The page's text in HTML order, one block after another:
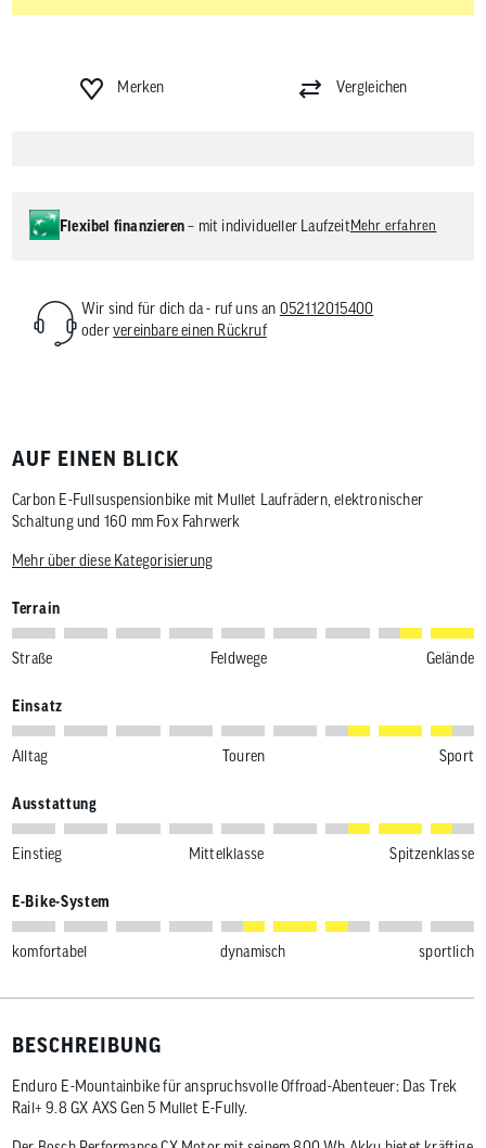
Merken Vergleichen
Flexibel finanzieren– mit individueller Laufzeit Mehr erfahren
Wir sind für dich da - ruf uns an 052112015400
odervereinbare einen Rückruf
AUF EINEN BLICK
Carbon E-Fullsuspensionbike mit Mullet Laufrädern, elektronischer
Schaltung und 160 mm Fox Fahrwerk
Mehr über diese Kategorisierung
Terrain
Straße Feldwege Gelände
Einsatz
Alltag Touren Sport
Ausstattung
Einstieg Mittelklasse Spitzenklasse
E-Bike-System
komfortabel dynamisch sportlich
BESCHREIBUNG
Enduro E-Mountainbike für anspruchsvolle Offroad-Abenteuer: Das Trek
Rail+ 9.8 GX AXS Gen 5 Mullet E-Fully.